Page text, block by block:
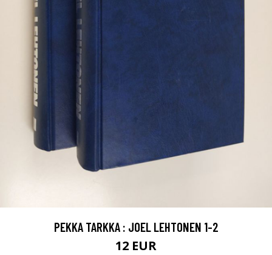
PEKKA TARKKA : JOEL LEHTONEN 1-2
12 EUR